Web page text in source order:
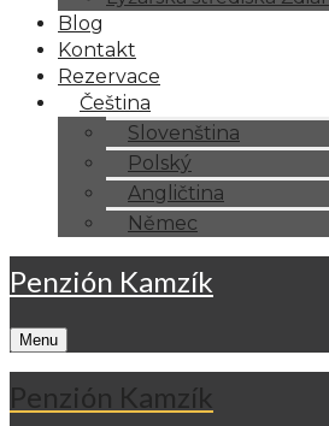
Blog
Kontakt
Rezervace
Čeština
Slovenština
Polský
Angličtina
Němec
Penzión Kamzík
Menu
Penzión Kamzík